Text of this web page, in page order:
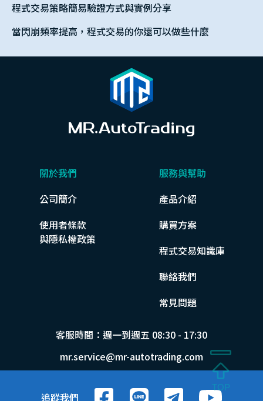
程式交易策略簡易驗證方式與實例分享
當閃崩頻率提高，程式交易的你還可以做些什麼
關於我們
公司簡介
使用者條款
與隱私權政策
服務與幫助
產品介紹
購買方案
程式交易知識庫
聯絡我們
常見問題
客服時間：週一到週五 08:30 - 17:30
mr.service@mr-autotrading.com
追蹤我們